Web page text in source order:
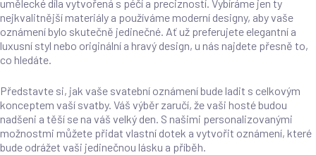
umělecké díla vytvořená s péčí a precizností. Vybíráme jen ty
nejkvalitnější materiály a používáme moderní designy, aby vaše
oznámení bylo skutečně jedinečné. Ať už preferujete elegantní a
luxusní styl nebo originální a hravý design, u nás najdete přesně to,
co hledáte.
Představte si, jak vaše svatební oznámení bude ladit s celkovým
konceptem vaší svatby. Váš výběr zaručí, že vaši hosté budou
nadšeni a těší se na váš velký den. S našimi personalizovanými
možnostmi můžete přidat vlastní dotek a vytvořit oznámení, které
bude odrážet vaši jedinečnou lásku a příběh.